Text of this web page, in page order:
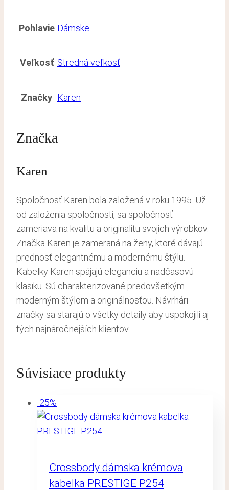
Pohlavie Dámske
Veľkosť Stredná veľkosť
Značky Karen
Značka
Karen
Spoločnosť Karen bola založená v roku 1995. Už
od založenia spoločnosti, sa spoločnosť
zameriava na kvalitu a originalitu svojich výrobkov.
Značka Karen je zameraná na ženy, ktoré dávajú
prednosť elegantnému a modernému štýlu.
Kabelky Karen spájajú eleganciu a nadčasovú
klasiku. Sú charakterizované predovšetkým
moderným štýlom a originálnosťou. Návrhári
značky sa starajú o všetky detaily aby uspokojili aj
tých najnáročnejších klientov.
Súvisiace produkty
-25%
Crossbody dámska krémova
kabelka PRESTIGE P254